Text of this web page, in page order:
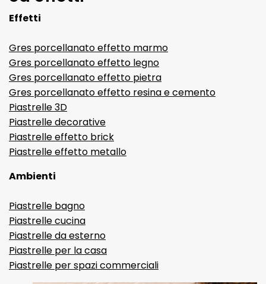
Effetti
Gres porcellanato effetto marmo
Gres porcellanato effetto legno
Gres porcellanato effetto pietra
Gres porcellanato effetto resina e cemento
Piastrelle 3D
Piastrelle decorative
Piastrelle effetto brick
Piastrelle effetto metallo
Ambienti
Piastrelle bagno
Piastrelle cucina
Piastrelle da esterno
Piastrelle per la casa
Piastrelle per spazi commerciali